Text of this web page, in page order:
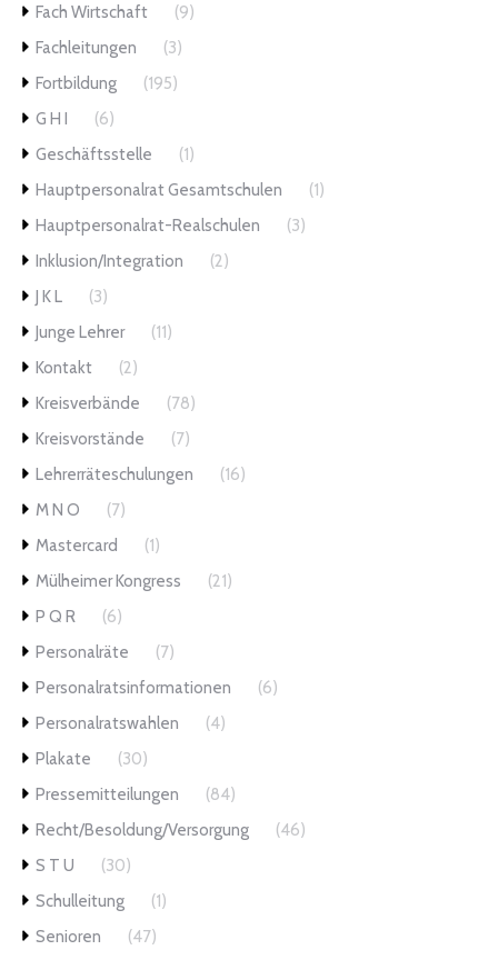
Fach Wirtschaft
(9)
Fachleitungen
(3)
Fortbildung
(195)
G H I
(6)
Geschäftsstelle
(1)
Hauptpersonalrat Gesamtschulen
(1)
Hauptpersonalrat-Realschulen
(3)
Inklusion/Integration
(2)
J K L
(3)
Junge Lehrer
(11)
Kontakt
(2)
Kreisverbände
(78)
Kreisvorstände
(7)
Lehrerräteschulungen
(16)
M N O
(7)
Mastercard
(1)
Mülheimer Kongress
(21)
P Q R
(6)
Personalräte
(7)
Personalratsinformationen
(6)
Personalratswahlen
(4)
Plakate
(30)
Pressemitteilungen
(84)
Recht/Besoldung/Versorgung
(46)
S T U
(30)
Schulleitung
(1)
Senioren
(47)